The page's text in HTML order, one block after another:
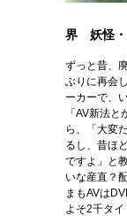
界 妖怪・
ずっと昔、
ぶりに再会
ーカーで、
「AV新法
ら、「大変
るし、昔ほ
ですよ」と
いな産直？
まもAVは
よそ2千タ